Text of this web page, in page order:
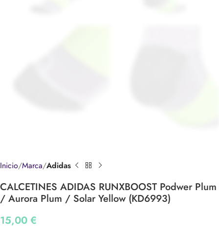
Inicio Marca Adidas
CALCETINES ADIDAS RUNXBOOST Podwer Plum
/ Aurora Plum / Solar Yellow (KD6993)
15,00 €